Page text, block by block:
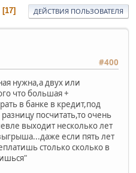
17 ДЕЙСТВИЯ ПОЛЬЗОВАТЕЛЯ
#400
нужна,а двух или
что большая +
в банке в кредит,под
посчитать,то очень
выходит несколько лет
если пять лет
столько сколько в